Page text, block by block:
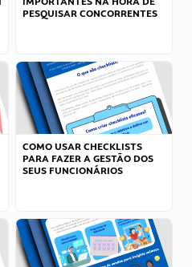
PESQUISAR CONCORRENTES
COMO USAR CHECKLISTS
PARA FAZER A GESTÃO DOS
SEUS FUNCIONÁRIOS